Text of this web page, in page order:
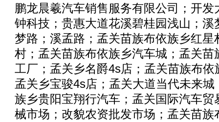
鹏龙晨羲汽车销售服务有限公司；开发
钟科技；贵惠大道花溪碧桂园浅山；溪
梦路；溪孟路；孟关苗族布依族乡红星
村；孟关苗族布依族乡汽车城；孟关苗
工厂；孟关乡名爵4s店；孟关苗族布依
孟关乡宝骏4s店；孟关大道当代未来城
族乡贵阳宝翔行汽车；孟关国际汽车贸
械市场；改貌农资批发市场；孟关苗族